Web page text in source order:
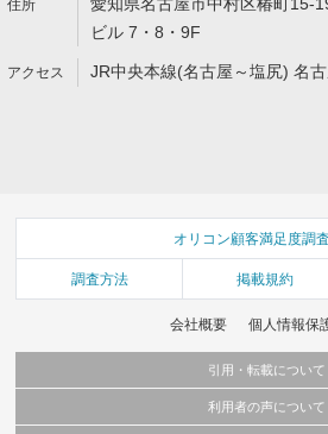
ビル 7・8・9F
JR中央本線(名古屋～塩尻) 名
オリコン顧客満足度調
調査方法 掲載規約
会社概要 個人情報保
引用・転載について
当サイトで公開されている情報（文字、写真、イラス
利用者の声について